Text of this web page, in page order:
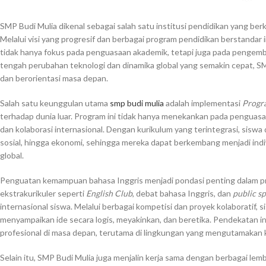
SMP Budi Mulia dikenal sebagai salah satu institusi pendidikan yang
Melalui visi yang progresif dan berbagai program pendidikan
tidak hanya fokus pada penguasaan akademik, tetapi juga pada
tengah perubahan teknologi dan dinamika global yang semakin cepat,
dan berorientasi masa depan.
Salah satu keunggulan utama smp budi mulia adalah implementasi
terhadap dunia luar. Program ini tidak hanya menekankan pada
dan kolaborasi internasional. Dengan kurikulum yang terintegrasi,
sosial, hingga ekonomi, sehingga mereka dapat berkembang menjadi
global.
Penguatan kemampuan bahasa Inggris menjadi pondasi penting dalam
ekstrakurikuler seperti English Club, debat bahasa Inggris, dan public
internasional siswa. Melalui berbagai kompetisi dan proyek kolaboratif,
menyampaikan ide secara logis, meyakinkan, dan beretika.
profesional di masa depan, terutama di lingkungan yang mengutamakan
Selain itu, SMP Budi Mulia juga menjalin kerja sama dengan berbagai